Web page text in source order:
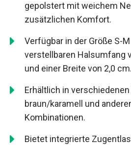
gepolstert mit weichem
zusätzlichen Komfort.
Verfügbar in der Größe S-
verstellbaren Halsumfang
und einer Breite von 2,0 cm.
Erhältlich in
braun/karamell und
Kombinationen.
Bietet integrierte